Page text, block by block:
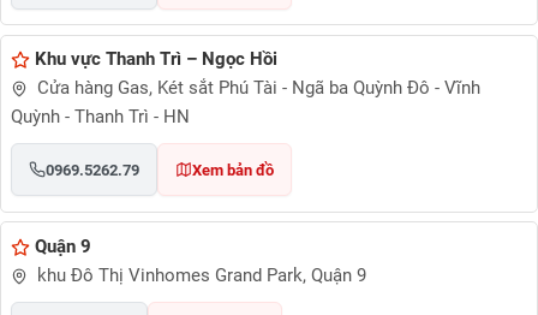
Khu vực Thanh Trì – Ngọc Hồi
Cửa hàng Gas, Két sắt Phú Tài - Ngã ba Quỳnh Đô - Vĩnh
Quỳnh - Thanh Trì - HN
0969.5262.79 Xem bản đồ
Quận 9
khu Đô Thị Vinhomes Grand Park, Quận 9